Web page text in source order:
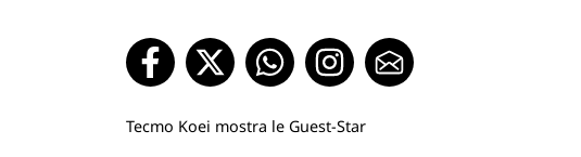
Tecmo Koei mostra le Guest-Star